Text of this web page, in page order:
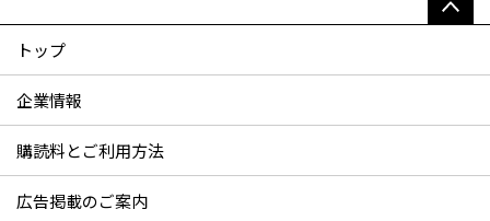
トップ
企業情報
購読料とご利用方法
広告掲載のご案内